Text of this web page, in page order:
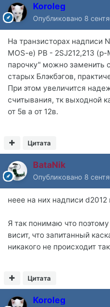
Koroleg
Опубликовано 8
На транзисторах надписи
MOS-e) PB - 2SJ212,213
парочку" можно заменить
старых Блэкбэгов,
При этом увеличится
считывания, тк выходной
от 5в а от 12в.
Цитата
BataNik
Опубликовано 8
неее на них надписи
Я так понимаю что
висит, что запитанный
никакого не происходит
Цитата
Koroleg